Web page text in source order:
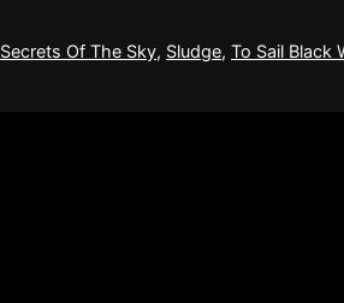
Secrets Of The Sky, Sludge,To Sail Black